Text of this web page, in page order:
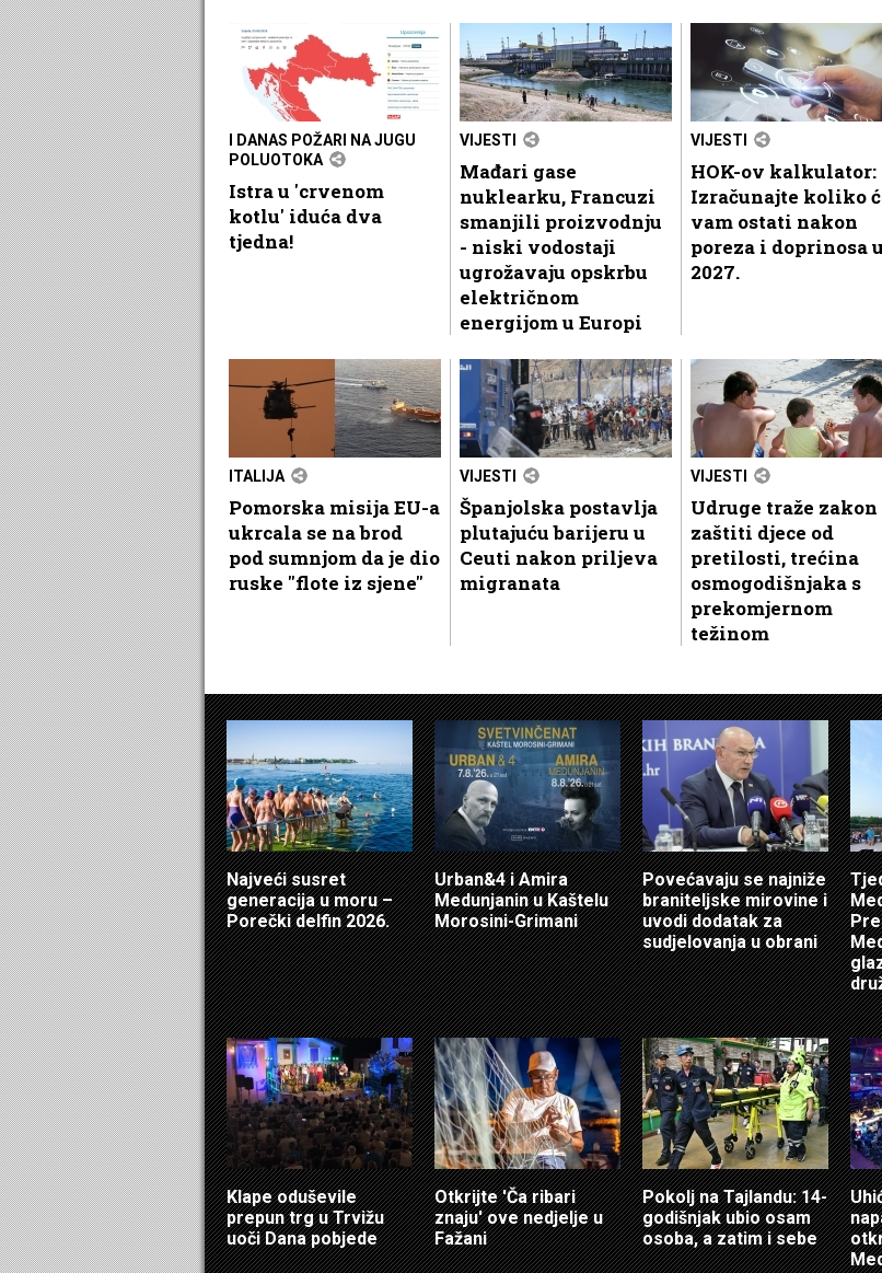
I DANAS POŽARI NA JUGU
POLUOTOKA
Istra u 'crvenom
kotlu' iduća dva
tjedna!
VIJESTI
Mađari gase
nuklearku, Francuzi
smanjili proizvodnju
- niski vodostaji
ugrožavaju opskrbu
električnom
energijom u Europi
VIJESTI
HOK-ov kalkulator:
Izračunajte koliko
vam ostati nakon
poreza i doprinosa u
2027.
ITALIJA
Pomorska misija EU-a
ukrcala se na brod
pod sumnjom da je dio
ruske "flote iz sjene"
VIJESTI
Španjolska postavlja
plutajuću barijeru u
Ceuti nakon priljeva
migranata
VIJESTI
Udruge traže zakon
zaštiti djece od
pretilosti, trećina
osmogodišnjaka s
prekomjernom
težinom
Najveći susret
generacija u moru –
Porečki delfin 2026.
Urban&4 i Amira
Medunjanin u Kaštelu
Morosini-Grimani
Povećavaju se najniže
braniteljske mirovine i
uvodi dodatak za
sudjelovanja u obrani
Klape oduševile
prepun trg u Trvižu
uoči Dana pobjede
Otkrijte 'Ča ribari
znaju' ove nedjelje u
Fažani
Pokolj na Tajlandu: 14-
godišnjak ubio osam
osoba, a zatim i sebe